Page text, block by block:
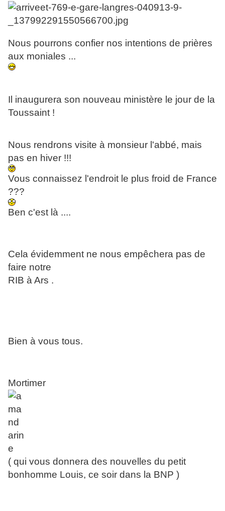
Nous pourrons confier nos intentions de prières
aux moniales ...
Il inaugurera son nouveau ministère le jour de la
Toussaint !
Nous rendrons visite à monsieur l'abbé, mais
pas en hiver !!!
Vous connaissez l'endroit le plus froid de France
???
Ben c'est là ....
Cela évidemment ne nous empêchera pas de
faire notre
RIB à Ars .
Bien à vous tous.
Mortimer
( qui vous donnera des nouvelles du petit
bonhomme Louis, ce soir dans la BNP )